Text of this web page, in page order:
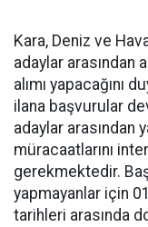
Kara, Deniz ve
adaylar arasından
alımı yapacağını
ilana başvurular
adaylar arasından
müracaatlarını
gerekmektedir.
yapmayanlar için
tarihleri arasında